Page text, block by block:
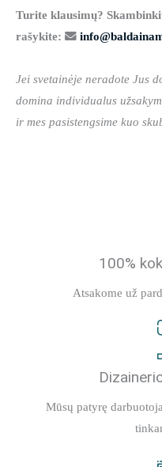
Turite klausimų?
rašykite:
Jei svetainėje neradote Jus
domina individualus
ir mes pasistengsime kuo
100%
Atsakome už
Mūsų patyrę